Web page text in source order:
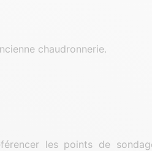
chaudronnerie.
les points de